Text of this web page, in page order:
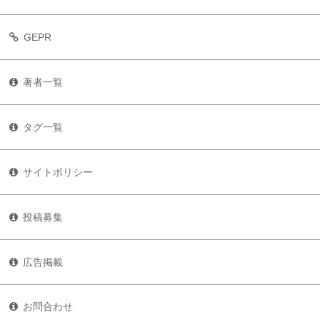
GEPR
著者一覧
タグ一覧
サイトポリシー
投稿募集
広告掲載
お問合わせ